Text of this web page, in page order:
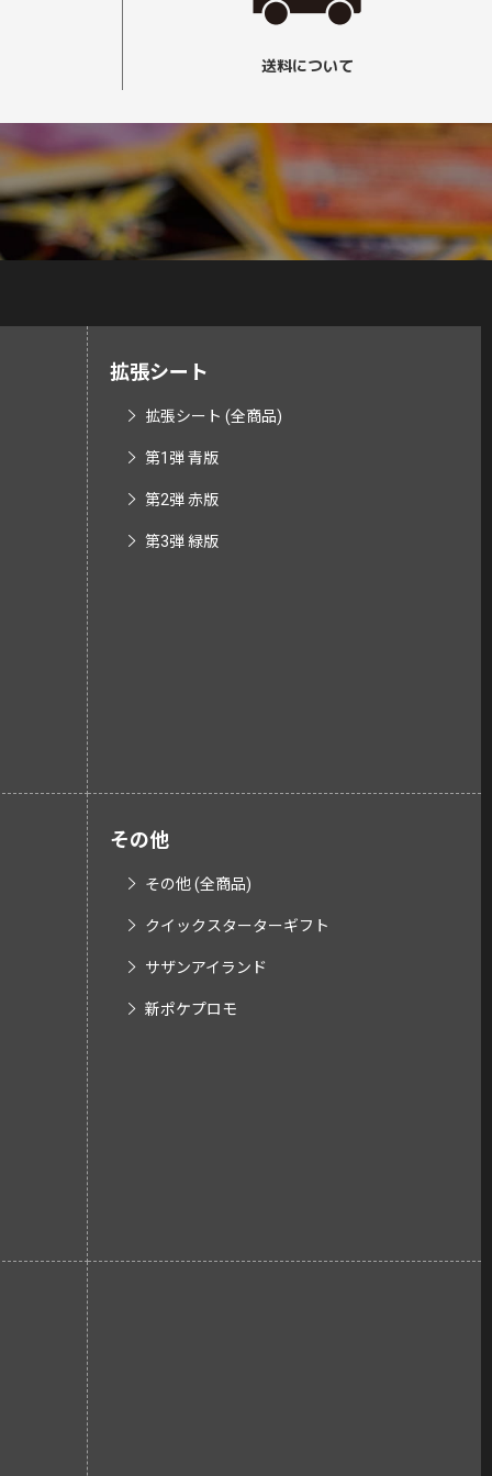
送料について
拡張シート
拡張シート (全商品)
第1弾 青版
第2弾 赤版
第3弾 緑版
その他
その他 (全商品)
クイックスターターギフト
サザンアイランド
新ポケプロモ